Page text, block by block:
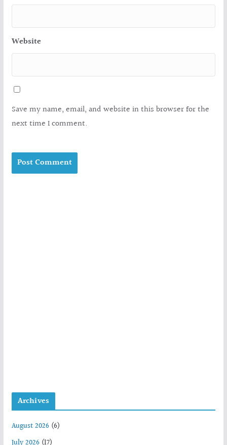
Website
Save my name, email, and website in this browser for the
next time I comment.
Archives
August 2026(6)